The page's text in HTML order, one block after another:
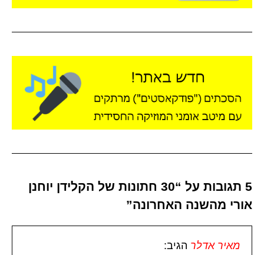
5 תגובות על “30 חתונות של הקלידן יוחנן
אורי מהשנה האחרונה”
מאיר אדלר הגיב: